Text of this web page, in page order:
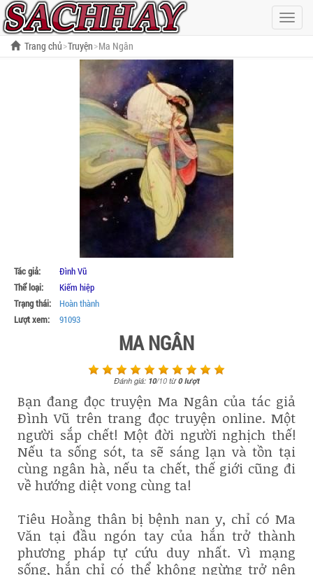
Hiện
menu
Trang chủ Truyện Ma Ngân
Tác giả:
Đình Vũ
Thể loại:
Kiếm hiệp
Trạng thái:
Hoàn thành
Lượt xem:
91093
MA NGÂN
Đánh giá: 10/10từ0lượt
Bạn đang đọc truyện Ma Ngân của tác giả
Đình Vũ trên trang đọc truyện online. Một
người sắp chết! Một đời người nghịch thế!
Nếu ta sống sót, ta sẽ sáng lạn và tồn tại
cùng ngân hà, nếu ta chết, thế giới cũng đi
về hướng diệt vong cùng ta!
Tiêu Hoằng thân bị bệnh nan y, chỉ có Ma
Văn tại đầu ngón tay của hắn trở thành
phương pháp tự cứu duy nhất. Vì mạng
sống, hắn chỉ có thể không ngừng trở nên